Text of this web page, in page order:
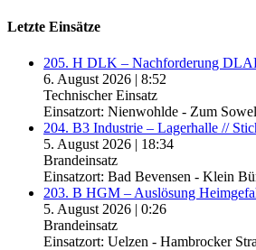
Letzte Einsätze
205. H DLK – Nachforderung
6. August 2026 | 8:52
Technischer Einsatz
Einsatzort: Nienwohlde - Zum
204. B3 Industrie – Lagerhalle //
5. August 2026 | 18:34
Brandeinsatz
Einsatzort: Bad Bevensen - Klein
203. B HGM – Auslösung
5. August 2026 | 0:26
Brandeinsatz
Einsatzort: Uelzen - Hambrocker